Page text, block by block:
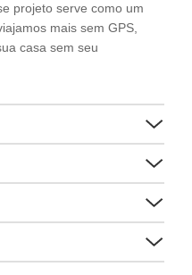
projeto serve como um
mais sem GPS,
casa sem seu